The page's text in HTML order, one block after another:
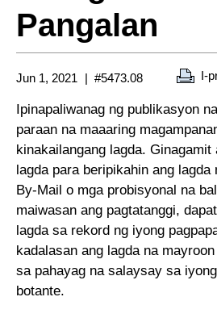
Pangalan
Jun 1, 2021 #5473.08 I-
Ipinapaliwanag ng publikasyon
paraan na maaaring
kinakailangang lagda.
lagda para beripikahin ang lagda
By-Mail o mga probisyonal na
maiwasan ang pagtatanggi,
lagda sa rekord ng iyong
kadalasan ang lagda na
sa pahayag na salaysay sa
botante.